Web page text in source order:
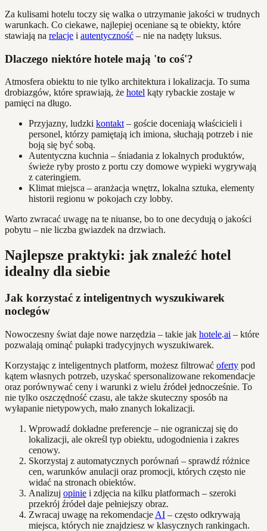
Za kulisami hotelu toczy się walka o utrzymanie jakości w trudnych
warunkach. Co ciekawe, najlepiej oceniane są te obiekty, które
stawiają na relacje i autentyczność – nie na nadęty luksus.
Dlaczego niektóre hotele mają 'to coś'?
Atmosfera obiektu to nie tylko architektura i lokalizacja. To suma
drobiazgów, które sprawiają, że hotel kąty rybackie zostaje w
pamięci na długo.
Przyjazny, ludzki kontakt– goście doceniają właścicieli i
personel, którzy pamiętają ich imiona, słuchają potrzeb i nie
boją się być sobą.
Autentyczna kuchnia – śniadania z lokalnych produktów,
świeże ryby prosto z portu czy domowe wypieki wygrywają
z cateringiem.
Klimat miejsca – aranżacja wnętrz, lokalna sztuka, elementy
historii regionu w pokojach czy lobby.
Warto zwracać uwagę na te niuanse, bo to one decydują o jakości
pobytu – nie liczba gwiazdek na drzwiach.
Najlepsze praktyki: jak znaleźć hotel
idealny dla siebie
Jak korzystać z inteligentnych wyszukiwarek
noclegów
Nowoczesny świat daje nowe narzędzia – takie jak hotele.ai – które
pozwalają ominąć pułapki tradycyjnych wyszukiwarek.
Korzystając z inteligentnych platform, możesz filtrować oferty pod
kątem własnych potrzeb, uzyskać spersonalizowane rekomendacje
oraz porównywać ceny i warunki z wielu źródeł jednocześnie. To
nie tylko oszczędność czasu, ale także skuteczny sposób na
wyłapanie nietypowych, mało znanych lokalizacji.
Wprowadź dokładne preferencje – nie ograniczaj się do
lokalizacji, ale określ typ obiektu, udogodnienia i zakres
cenowy.
Skorzystaj z automatycznych porównań – sprawdź różnice
cen, warunków anulacji oraz promocji, których często nie
widać na stronach obiektów.
Analizuj opinie i zdjęcia na kilku platformach – szeroki
przekrój źródeł daje pełniejszy obraz.
Zwracaj uwagę na rekomendacje AI – często odkrywają
miejsca, których nie znajdziesz w klasycznych rankingach.